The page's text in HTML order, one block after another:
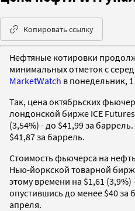
Копировать ссылку
Нефтяные котировки
минимальных отметок с
MarketWatch в понедельник, 1
Так, цена октябрьских
лондонской бирже ICE
(3,54%) - до $41,99 за
$41,87 за баррель.
Стоимость фьючерса на
Нью-йоркской товарной
этому времени на $1,61 (3,9%)
опустившись до менее $40 за
апреля.